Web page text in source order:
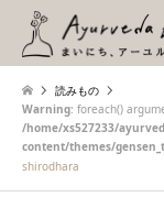
読みもの
Warning: foreach()
/home/xs527233/
content/themes/
shirodhara